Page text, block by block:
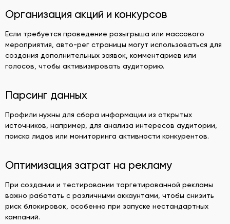
Организация акций и конкурсов
Если требуется проведение розыгрыша или массового
мероприятия, авто-рег страницы могут использоваться для
создания дополнительных заявок, комментариев или
голосов, чтобы активизировать аудиторию.
Парсинг данных
Профили нужны для сбора информации из открытых
источников, например, для анализа интересов аудитории,
поиска лидов или мониторинга активности конкурентов.
Оптимизация затрат на рекламу
При создании и тестировании таргетированной рекламы
важно работать с различными аккаунтами, чтобы снизить
риск блокировок, особенно при запуске нестандартных
кампаний.